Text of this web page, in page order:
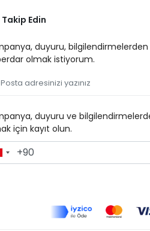
Takip Edin
duyuru,
olmak istiyorum.
duyuru ve
için kayıt olun.